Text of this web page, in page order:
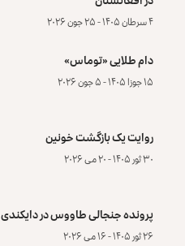
۴ سرطان ۱۴۰۵ - ۲۵ جون ۲۰۲۶
دام طلایی «توماس»
۱۵ جوزا ۱۴۰۵ - ۵ جون ۲۰۲۶
روایت یک بازگشت خونین
۳۰ ثور ۱۴۰۵ - ۲۰ می ۲۰۲۶
پرونده‌ جنجالی طاووس در دایکندی
۲۶ ثور ۱۴۰۵ - ۱۶ می ۲۰۲۶